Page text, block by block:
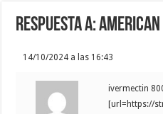
Respuesta a:
14/10/2024 a las 16:43
ivermectin
[url=https://